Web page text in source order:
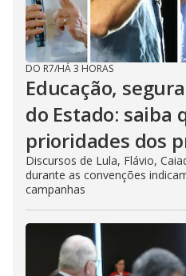
DO R7/HÁ 3 HORAS
Educação,
do Estado: saiba
prioridades dos
Discursos de Lula, Flávio,
durante as convenções
campanhas